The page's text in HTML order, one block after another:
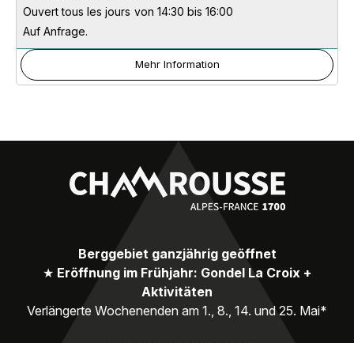
Ouvert tous les jours von 14:30 bis 16:00
Auf Anfrage.
Mehr Information
Berggebiet ganzjährig geöffnet
★ Eröffnung im Frühjahr: Gondel La Croix +
Aktivitäten
Verlängerte Wochenenden am 1., 8., 14. und 25. Mai*